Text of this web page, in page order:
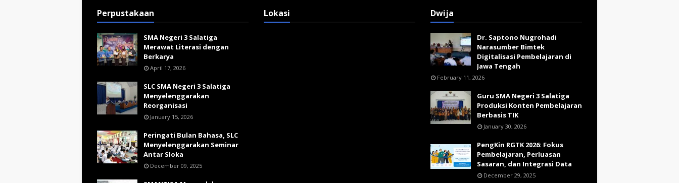
Perpustakaan
SMA Negeri 3 Salatiga
Merawat Literasi dengan
Berkarya
April 17, 2026
SLC SMA Negeri 3 Salatiga
Menyelenggarakan
Reorganisasi
January 15, 2026
Peringati Bulan Bahasa, SLC
Menyelenggarakan Seminar
Antar Sloka
December 09, 2025
Lokasi Dwija
Dr. Saptono Nugrohadi
Narasumber Bimtek
Digitalisasi Pembelajaran di
Jawa Tengah
February 11, 2026
Guru SMA Negeri 3 Salatiga
Produksi Konten Pembelajaran
Berbasis TIK
January 30, 2026
PengKin RGTK 2026: Fokus
Pembelajaran, Perluasan
Sasaran, dan Integrasi Data
December 29, 2025